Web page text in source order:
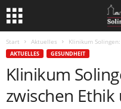
Start Aktuelles Klinikum
AKTUELLES GESUNDHEIT
Klinikum
zwischen